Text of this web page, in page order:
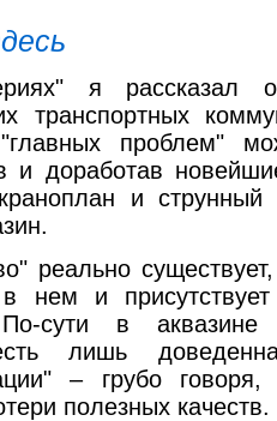
я рассказал
транспортных
проблем"
и доработав
и струнный
реально
нем и
сути в аквазине
есть лишь
– грубо говоря,
полезных качеств.